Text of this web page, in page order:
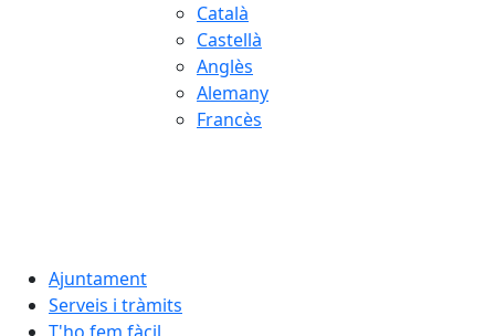
Català
Castellà
Anglès
Alemany
Francès
Ajuntament
Serveis i tràmits